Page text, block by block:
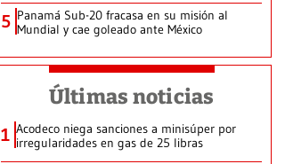
5 Panamá Sub-20 fracasa en su misión al
Mundial y cae goleado ante México
Últimas noticias
1 Acodeco niega sanciones a minisúper por
irregularidades en gas de 25 libras